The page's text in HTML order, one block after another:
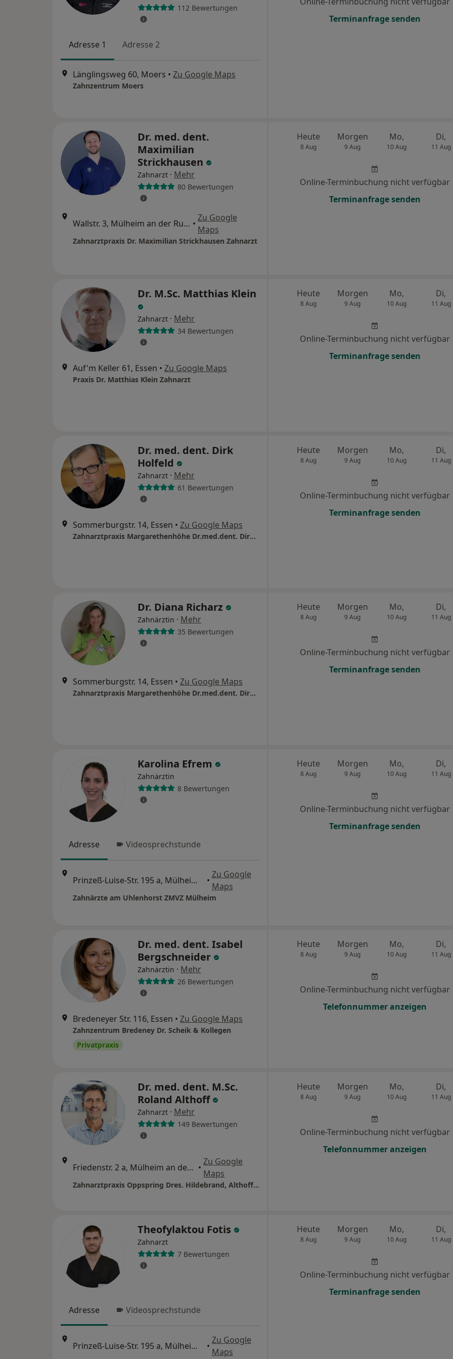
112 Bewertungen
Adresse 1 Adresse 2
Länglingsweg 60, Moers • Zu Google Maps
Zahnzentrum Moers
Terminanfrage senden
Dr. med. dent.
Maximilian
Strickhausen
Zahnarzt · Mehr
80 Bewertungen
Wallstr. 3, Mülheim an der Ruhr •
Zu Google
Maps
Zahnarztpraxis Dr. Maximilian Strickhausen Zahnarzt
Heute
8 Aug
Morgen
9 Aug
Mo,
10 Aug
Di,
11 Aug
Online-Terminbuchung nicht verfügbar
Terminanfrage senden
Dr. M.Sc. Matthias Klein
Zahnarzt · Mehr
34 Bewertungen
Auf'm Keller 61, Essen • Zu Google Maps
Praxis Dr. Matthias Klein Zahnarzt
Heute
8 Aug
Morgen
9 Aug
Mo,
10 Aug
Di,
11 Aug
Online-Terminbuchung nicht verfügbar
Terminanfrage senden
Dr. med. dent. Dirk
Holfeld
Zahnarzt · Mehr
61 Bewertungen
Sommerburgstr. 14, Essen • Zu Google Maps
Zahnarztpraxis Margarethenhöhe Dr.med.dent. Dirk Holfeld
Heute
8 Aug
Morgen
9 Aug
Mo,
10 Aug
Di,
11 Aug
Online-Terminbuchung nicht verfügbar
Terminanfrage senden
Dr. Diana Richarz
Zahnärztin · Mehr
35 Bewertungen
Sommerburgstr. 14, Essen • Zu Google Maps
Zahnarztpraxis Margarethenhöhe Dr.med.dent. Dirk Holfeld
Heute
8 Aug
Morgen
9 Aug
Mo,
10 Aug
Di,
11 Aug
Online-Terminbuchung nicht verfügbar
Terminanfrage senden
Karolina Efrem
Zahnärztin
8 Bewertungen
Adresse Videosprechstunde
Prinzeß-Luise-Str. 195 a, Mülheim an der Ruhr •
Zu Google
Maps
Zahnärzte am Uhlenhorst ZMVZ Mülheim
Heute
8 Aug
Morgen
9 Aug
Mo,
10 Aug
Di,
11 Aug
Online-Terminbuchung nicht verfügbar
Terminanfrage senden
Dr. med. dent. Isabel
Bergschneider
Zahnärztin · Mehr
26 Bewertungen
Bredeneyer Str. 116, Essen • Zu Google Maps
Zahnzentrum Bredeney Dr. Scheik & Kollegen
Privatpraxis
Heute
8 Aug
Morgen
9 Aug
Mo,
10 Aug
Di,
11 Aug
Online-Terminbuchung nicht verfügbar
Telefonnummer anzeigen
Dr. med. dent. M.Sc.
Roland Althoff
Zahnarzt · Mehr
149 Bewertungen
Friedenstr. 2 a, Mülheim an der Ruhr •
Zu Google
Maps
Zahnarztpraxis Oppspring Dres. Hildebrand, Althoff & Partner
Heute
8 Aug
Morgen
9 Aug
Mo,
10 Aug
Di,
11 Aug
Online-Terminbuchung nicht verfügbar
Telefonnummer anzeigen
Theofylaktou Fotis
Zahnarzt
7 Bewertungen
Adresse Videosprechstunde
Prinzeß-Luise-Str. 195 a, Mülheim an der Ruhr •
Zu Google
Maps
Heute
8 Aug
Morgen
9 Aug
Mo,
10 Aug
Di,
11 Aug
Online-Terminbuchung nicht verfügbar
Terminanfrage senden